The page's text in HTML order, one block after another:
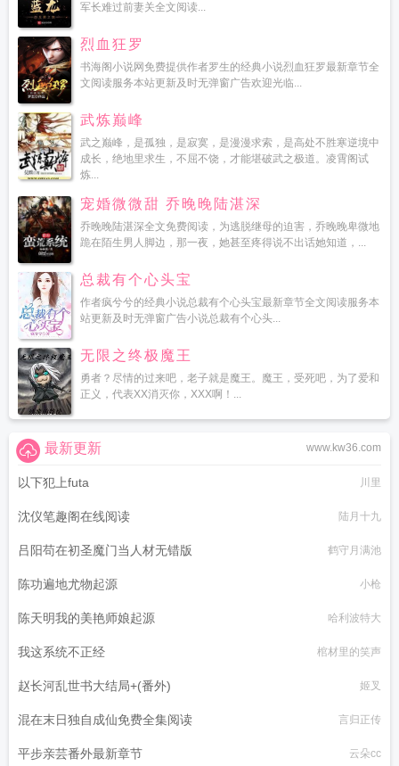
军长难过前妻关全文阅读...
烈血狂罗
书海阁小说网免费提供作者罗生的经典小说烈血狂罗最新章节全
文阅读服务本站更新及时无弹窗广告欢迎光临...
武炼巅峰
武之巅峰，是孤独，是寂寞，是漫漫求索，是高处不胜寒逆境中
成长，绝地里求生，不屈不饶，才能堪破武之极道。凌霄阁试
炼...
宠婚微微甜 乔晚晚陆湛深
乔晚晚陆湛深全文免费阅读，为逃脱继母的迫害，乔晚晚卑微地
跪在陌生男人脚边，那一夜，她甚至疼得说不出话她知道，...
总裁有个心头宝
作者疯兮兮的经典小说总裁有个心头宝最新章节全文阅读服务本
站更新及时无弹窗广告小说总裁有个心头...
无限之终极魔王
勇者？尽情的过来吧，老子就是魔王。魔王，受死吧，为了爱和
正义，代表XX消灭你，XXX啊！...
www.kw36.com
最新更新
以下犯上futa 川里
沈仪笔趣阁在线阅读 陆月十九
吕阳苟在初圣魔门当人材无错版 鹤守月满池
陈功遍地尤物起源 小枪
陈天明我的美艳师娘起源 哈利波特大
我这系统不正经 棺材里的笑声
赵长河乱世书大结局+(番外) 姬叉
混在末日独自成仙免费全集阅读 言归正传
平步亲芸番外最新章节 云朵cc